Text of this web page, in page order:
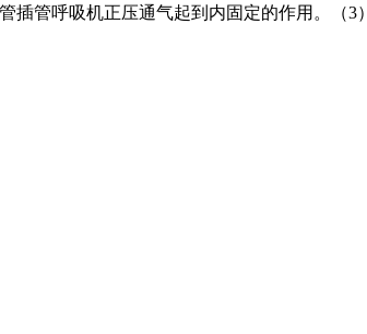
插管呼吸机正压通气起到内固定的作用。（3